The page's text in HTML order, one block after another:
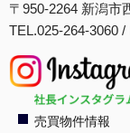
〒950-2264 新潟市
TEL.025-264-3060 /
売買物件情報